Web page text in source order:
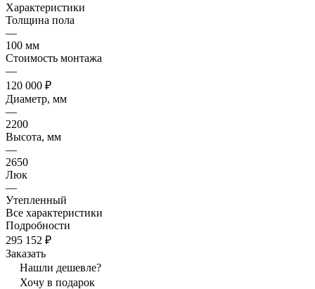
Характеристики
Толщина пола
—
100 мм
Стоимость монтажа
—
120 000 ₽
Диаметр, мм
—
2200
Высота, мм
—
2650
Люк
—
Утепленный
Все характеристики
Подробности
295 152 ₽
Заказать
Нашли дешевле?
Хочу в подарок